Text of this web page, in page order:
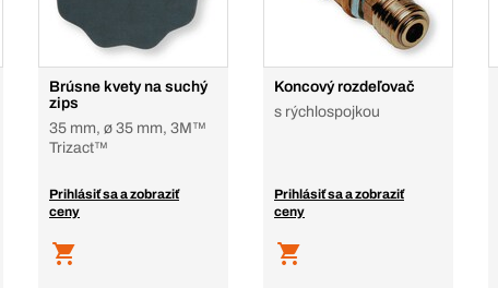
Brúsne kvety na suchý
zips
35 mm, ø 35 mm, 3M™
Trizact™
Prihlásiť sa a zobraziť
ceny
Koncový rozdeľovač
s rýchlospojkou
Prihlásiť sa a zobraziť
ceny